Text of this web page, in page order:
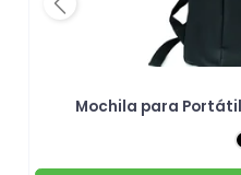
Mochila para
Previous